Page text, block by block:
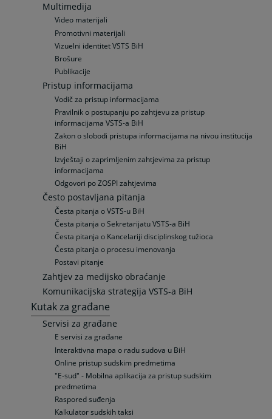
Multimedija
Video materijali
Promotivni materijali
Vizuelni identitet VSTS BiH
Brošure
Publikacije
Pristup informacijama
Vodič za pristup informacijama
Pravilnik o postupanju po zahtjevu za pristup
informacijama VSTS-a BiH
Zakon o slobodi pristupa informacijama na nivou institucija
BiH
Izvještaji o zaprimljenim zahtjevima za pristup
informacijama
Odgovori po ZOSPI zahtjevima
Često postavljana pitanja
Česta pitanja o VSTS-u BiH
Česta pitanja o Sekretarijatu VSTS-a BiH
Česta pitanja o Kancelariji disciplinskog tužioca
Česta pitanja o procesu imenovanja
Postavi pitanje
Zahtjev za medijsko obraćanje
Komunikacijska strategija VSTS-a BiH
Kutak za građane
Servisi za građane
E servisi za građane
Interaktivna mapa o radu sudova u BiH
Online pristup sudskim predmetima
"E-sud" - Mobilna aplikacija za pristup sudskim
predmetima
Raspored suđenja
Kalkulator sudskih taksi